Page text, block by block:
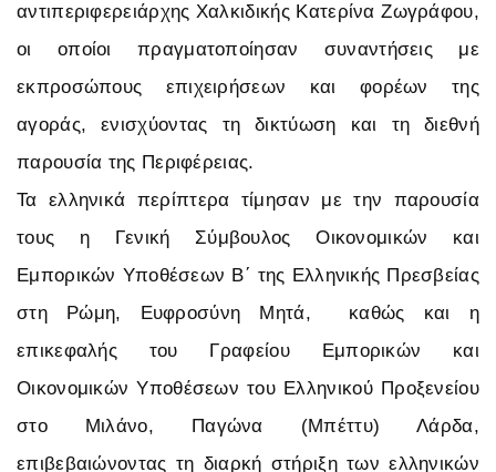
αντιπεριφερειάρχης Χαλκιδικής Κατερίνα Ζωγράφου,
οι οποίοι πραγματοποίησαν συναντήσεις με
εκπροσώπους επιχειρήσεων και φορέων της
αγοράς, ενισχύοντας τη δικτύωση και τη διεθνή
παρουσία της Περιφέρειας.
Τα ελληνικά περίπτερα τίμησαν με την παρουσία
τους η Γενική Σύμβουλος Οικονομικών και
Εμπορικών Υποθέσεων Β΄ της Ελληνικής Πρεσβείας
στη Ρώμη, Ευφροσύνη Μητά, καθώς και η
επικεφαλής του Γραφείου Εμπορικών και
Οικονομικών Υποθέσεων του Ελληνικού Προξενείου
στο Μιλάνο, Παγώνα (Μπέττυ) Λάρδα,
επιβεβαιώνοντας τη διαρκή στήριξη των ελληνικών